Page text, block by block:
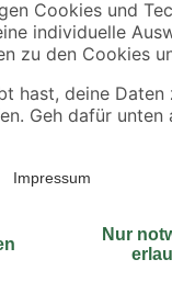
mm 40 l
3,99 €
0,10 € / Liter